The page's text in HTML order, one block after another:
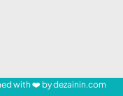
— Restu Cinta Ust.